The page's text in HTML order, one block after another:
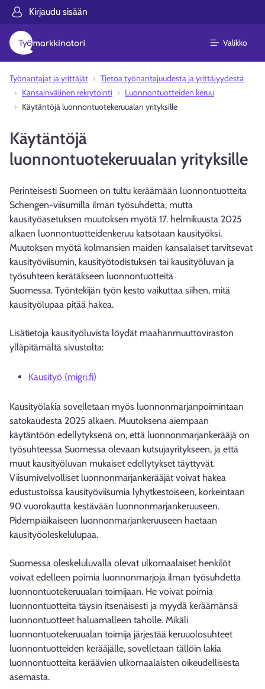
Kirjaudu sisään
Valikko
Työnantajat ja yrittäjät
Tietoa työnantajuudesta ja yrittäjyydestä
Kansainvälinen rekrytointi
Luonnontuotteiden keruu
Käytäntöjä luonnontuotekeruualan yrityksille
Käytäntöjä
luonnontuotekeruualan yrityksille
Perinteisesti Suomeen on tultu keräämään luonnontuotteita
Schengen-viisumilla ilman työsuhdetta, mutta
kausityöasetuksen muutoksen myötä 17. helmikuusta 2025
alkaen luonnontuotteidenkeruu katsotaan kausityöksi.
Muutoksen myötä kolmansien maiden kansalaiset tarvitsevat
kausityöviisumin, kausityötodistuksen tai kausityöluvan ja
työsuhteen kerätäkseen luonnontuotteita
Suomessa. Työntekijän työn kesto vaikuttaa siihen, mitä
kausityölupaa pitää hakea.
Lisätietoja kausityöluvista löydät maahanmuuttoviraston
ylläpitämältä sivustolta:
Kausityö (migri.fi)
Kausityölakia sovelletaan myös luonnonmarjanpoimintaan
satokaudesta 2025 alkaen. Muutoksena aiempaan
käytäntöön edellytyksenä on, että luonnonmarjankerääjä on
työsuhteessa Suomessa olevaan kutsujayritykseen, ja että
muut kausityöluvan mukaiset edellytykset täyttyvät.
Viisumivelvolliset luonnonmarjankerääjät voivat hakea
edustustoissa kausityöviisumia lyhytkestoiseen, korkeintaan
90 vuorokautta kestävään luonnonmarjankeruuseen.
Pidempiaikaiseen luonnonmarjankeruuseen haetaan
kausityöoleskelulupaa.
Suomessa oleskeluluvalla olevat ulkomaalaiset henkilöt
voivat edelleen poimia luonnonmarjoja ilman työsuhdetta
luonnontuotekeruualan toimijaan. He voivat poimia
luonnontuotteita täysin itsenäisesti ja myydä keräämänsä
luonnontuotteet haluamalleen taholle. Mikäli
luonnontuotekeruualan toimija järjestää keruuolosuhteet
luonnontuotteiden kerääjälle, sovelletaan tällöin lakia
luonnontuotteita keräävien ulkomaalaisten oikeudellisesta
asemasta.